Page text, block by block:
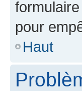
pour
Haut